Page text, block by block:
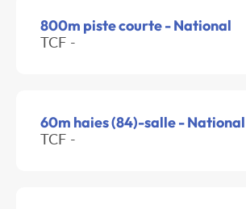
800m piste courte - National
TCF -
60m haies (84)-salle - National
TCF -